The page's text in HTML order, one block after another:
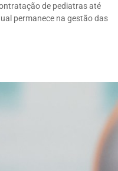
de pediatras até
permanece na gestão das